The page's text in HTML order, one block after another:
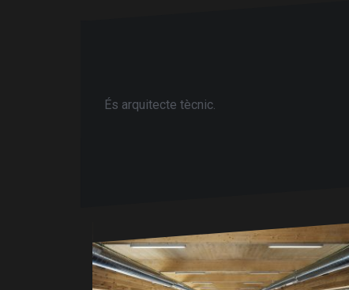
És arquitecte tècnic.